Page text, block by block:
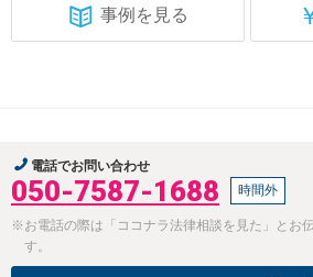
事例を見る
電話でお問い合わせ
050-7587-1688 時間外
※お電話の際は「ココナラ法律相談を見た」とお
す。